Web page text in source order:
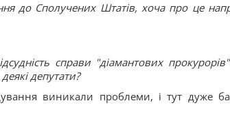
до Cполучених Штатів, хоча про це
справи "діамантових
депутати?
виникали проблеми, і тут дуже